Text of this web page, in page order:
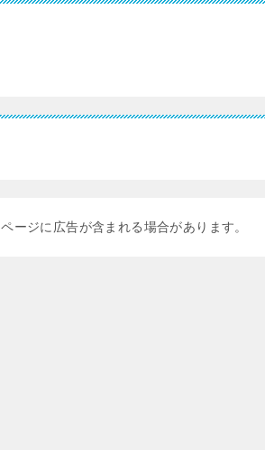
ページに広告が含まれる場合があります。